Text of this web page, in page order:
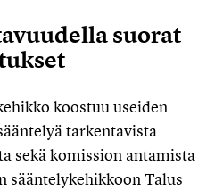
suorat
koostuu useiden
tarkentavista
sekä komission antamista
sääntelykehikkoon Talus